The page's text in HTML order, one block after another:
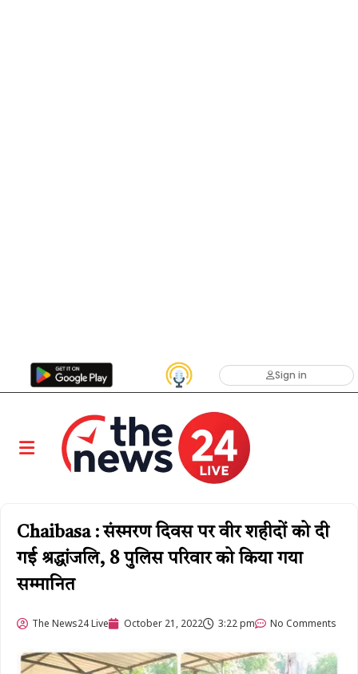
Sign in
Chaibasa : संस्मरण दिवस पर वीर शहीदों को दी
गई श्रद्धांजलि, 8 पुलिस परिवार को किया गया
सम्मानित
The News24 Live October 21, 2022 3:22 pm No Comments